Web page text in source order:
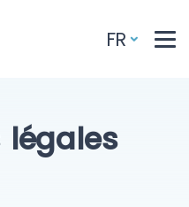
FR
légales